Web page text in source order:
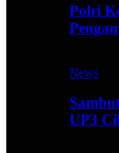
Polri
News
UP3